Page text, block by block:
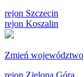
rejon Szczecin
rejon Koszalin
Zmień województwo
rejon Zielona Góra